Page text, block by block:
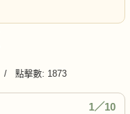
點擊數: 1873
1／10